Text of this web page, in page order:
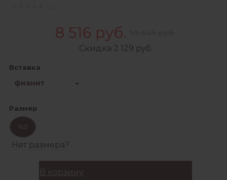
8 516 руб.
Скидка 2 129 руб.
Вставка
фианит
Размер
16,5
Нет размера?
В корзину